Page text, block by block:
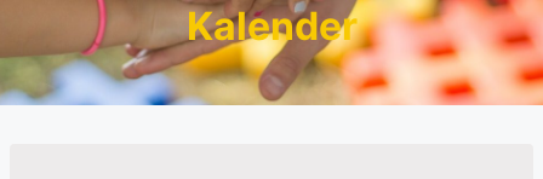
Kalender